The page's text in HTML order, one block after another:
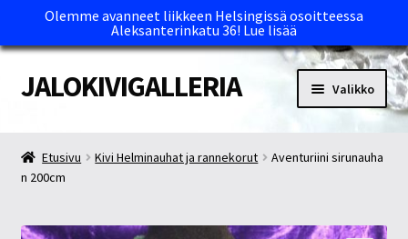
Olemme avanneet liikkeen Helsingissä osoitteessa
Aleksanterinkatu 36! Lue lisää
Siirry
navigointiin
Siirry
sisältöön
JALOKIVIGALLERIA Valikko
Kassa
Maksutavat ja Tärkeää tietää
Etusivu Kivi Helminauhat ja rannekorut
Aventuriini sirunauha
n 200cm